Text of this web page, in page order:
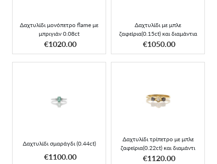
Δαχτυλίδι μονόπετρο flame με
μπριγιάν 0.08ct
€1020.00
ΑΠΟΚΤΗΣΕ ΤΟ
Δαχτυλίδι με μπλε
ζαφείρια(0.15ct) και διαμάντια
€1050.00
ΑΠΟΚΤΗΣΕ ΤΟ
Δαχτυλίδι σμαράγδι (0.44ct)
€1100.00
Δαχτυλίδι σμαράγδι
(0.44ct)
ΑΠΟΚΤΗΣΕ ΤΟ
Δαχτυλίδι τρίπετρο με μπλε
ζαφείρια(0.22ct) και διαμάντι
€1120.00
Δαχτυλίδι τρίπετρο με
μπλε ζαφείρια(0.22ct) και
διαμάντι
ΑΠΟΚΤΗΣΕ ΤΟ